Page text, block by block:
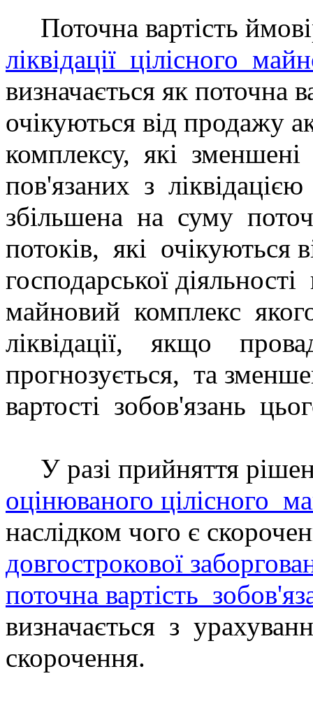
Поточна вартість
ліквідації цілісного
визначається як поточна
очікуються від продажу
комплексу, які зменшені
пов'язаних з ліквідацією
збільшена на суму
потоків, які очікуються
господарської діяльності
майновий комплекс
ліквідації,
якщо
прогнозується, та
вартості зобов'язань
У разі прийняття р
оцінюваного цілісного
наслідком чого є
довгострокової
поточна вартість
визначається з
скорочення.